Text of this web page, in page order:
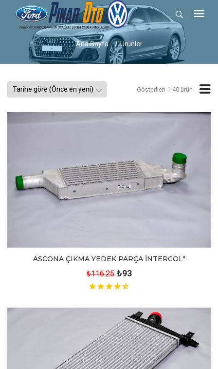
Ana Sayfa Ürünler
Gösterilen 1-40 ürün
ASCONA ÇIKMA YEDEK PARÇA İNTERCOL"
₺116.25 ₺93